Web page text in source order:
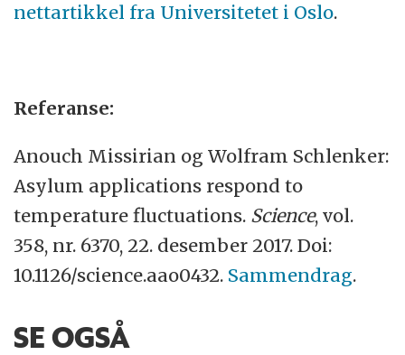
nettartikkel fra Universitetet i Oslo.
Referanse:
Anouch Missirian og Wolfram Schlenker:
Asylum applications respond to
temperature fluctuations. Science, vol.
358, nr. 6370, 22. desember 2017. Doi:
10.1126/science.aao0432. Sammendrag.
SE OGSÅ